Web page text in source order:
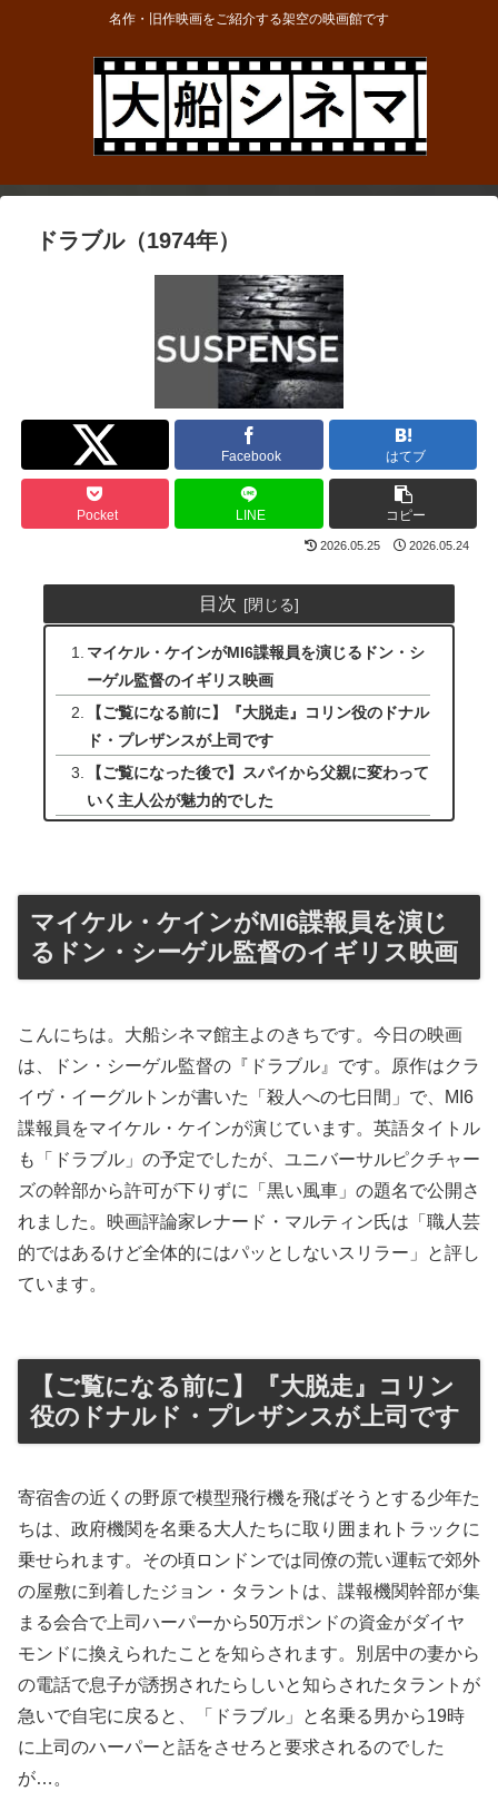
名作・旧作映画をご紹介する架空の映画館です
ドラブル（1974年）
Twitter
Facebook はてブ
Pocket LINE コピー
2026.05.25 2026.05.24
目次
マイケル・ケインがMI6諜報員を演じるドン・シ
ーゲル監督のイギリス映画
【ご覧になる前に】『大脱走』コリン役のドナル
ド・プレザンスが上司です
【ご覧になった後で】スパイから父親に変わって
いく主人公が魅力的でした
マイケル・ケインがMI6諜報員を演じ
るドン・シーゲル監督のイギリス映画
こんにちは。大船シネマ館主よのきちです。今日の映画
は、ドン・シーゲル監督の『ドラブル』です。原作はクラ
イヴ・イーグルトンが書いた「殺人への七日間」で、MI6
諜報員をマイケル・ケインが演じています。英語タイトル
も「ドラブル」の予定でしたが、ユニバーサルピクチャー
ズの幹部から許可が下りずに「黒い風車」の題名で公開さ
れました。映画評論家レナード・マルティン氏は「職人芸
的ではあるけど全体的にはパッとしないスリラー」と評し
ています。
【ご覧になる前に】『大脱走』コリン
役のドナルド・プレザンスが上司です
寄宿舎の近くの野原で模型飛行機を飛ばそうとする少年た
ちは、政府機関を名乗る大人たちに取り囲まれトラックに
乗せられます。その頃ロンドンでは同僚の荒い運転で郊外
の屋敷に到着したジョン・タラントは、諜報機関幹部が集
まる会合で上司ハーパーから50万ポンドの資金がダイヤ
モンドに換えられたことを知らされます。別居中の妻から
の電話で息子が誘拐されたらしいと知らされたタラントが
急いで自宅に戻ると、「ドラブル」と名乗る男から19時
に上司のハーパーと話をさせろと要求されるのでした
が…。